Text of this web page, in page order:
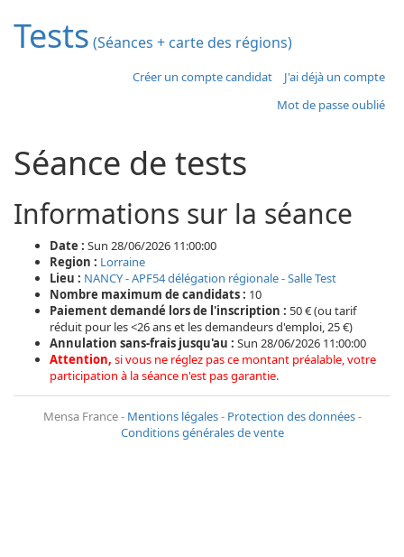
Tests (Séances + carte des régions)
Créer un compte candidat
J'ai déjà un compte
Mot de passe oublié
Séance de tests
Informations sur la séance
Date : Sun 28/06/2026 11:00:00
Region : Lorraine
Lieu : NANCY - APF54 délégation régionale - Salle Test
Nombre maximum de candidats : 10
Paiement demandé lors de l'inscription : 50 € (ou tarif
réduit pour les <26 ans et les demandeurs d'emploi, 25 €)
Annulation sans-frais jusqu'au : Sun 28/06/2026 11:00:00
Attention, si vous ne réglez pas ce montant préalable, votre
participation à la séance n'est pas garantie.
Mensa France - Mentions légales- Protection des données-
Conditions générales de vente